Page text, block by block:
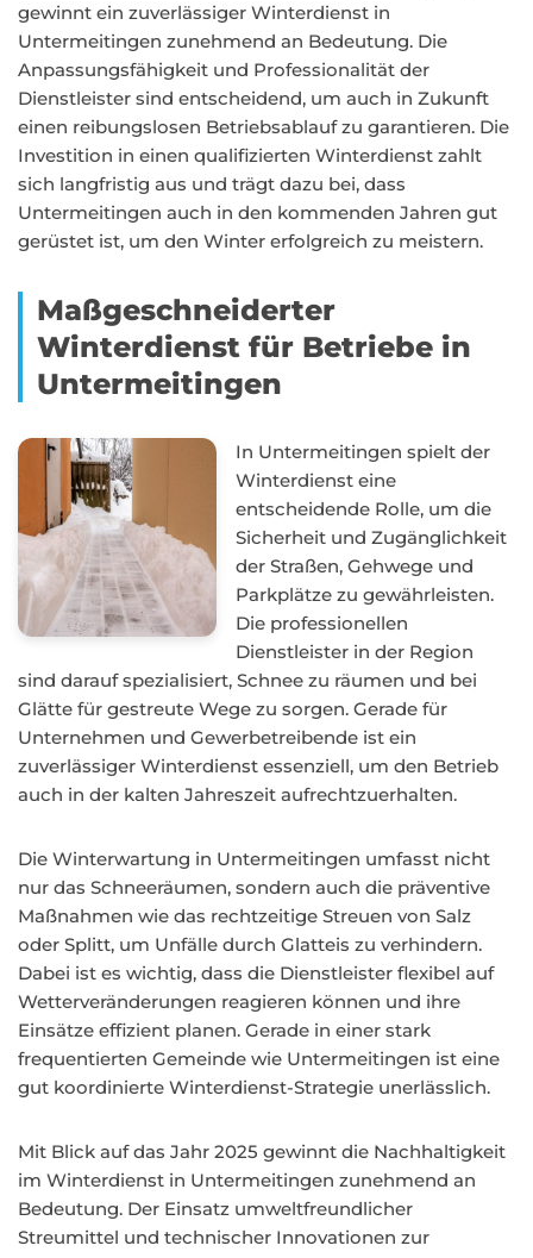
gewinnt ein zuverlässiger Winterdienst in
Untermeitingen zunehmend an Bedeutung. Die
Anpassungsfähigkeit und Professionalität der
Dienstleister sind entscheidend, um auch in Zukunft
einen reibungslosen Betriebsablauf zu garantieren. Die
Investition in einen qualifizierten Winterdienst zahlt
sich langfristig aus und trägt dazu bei, dass
Untermeitingen auch in den kommenden Jahren gut
gerüstet ist, um den Winter erfolgreich zu meistern.
Maßgeschneiderter
Winterdienst für Betriebe in
Untermeitingen
In Untermeitingen spielt der
Winterdienst eine
entscheidende Rolle, um die
Sicherheit und Zugänglichkeit
der Straßen, Gehwege und
Parkplätze zu gewährleisten.
Die professionellen
Dienstleister in der Region
sind darauf spezialisiert, Schnee zu räumen und bei
Glätte für gestreute Wege zu sorgen. Gerade für
Unternehmen und Gewerbetreibende ist ein
zuverlässiger Winterdienst essenziell, um den Betrieb
auch in der kalten Jahreszeit aufrechtzuerhalten.
Die Winterwartung in Untermeitingen umfasst nicht
nur das Schneeräumen, sondern auch die präventive
Maßnahmen wie das rechtzeitige Streuen von Salz
oder Splitt, um Unfälle durch Glatteis zu verhindern.
Dabei ist es wichtig, dass die Dienstleister flexibel auf
Wetterveränderungen reagieren können und ihre
Einsätze effizient planen. Gerade in einer stark
frequentierten Gemeinde wie Untermeitingen ist eine
gut koordinierte Winterdienst-Strategie unerlässlich.
Mit Blick auf das Jahr 2025 gewinnt die Nachhaltigkeit
im Winterdienst in Untermeitingen zunehmend an
Bedeutung. Der Einsatz umweltfreundlicher
Streumittel und technischer Innovationen zur